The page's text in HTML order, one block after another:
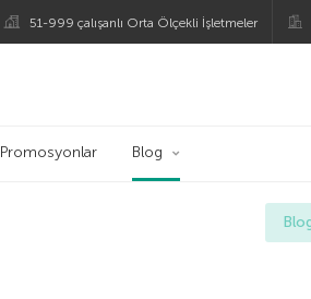
51-999 çalışanlı Orta Ölçekli İşletmeler
Promosyonlar Blog